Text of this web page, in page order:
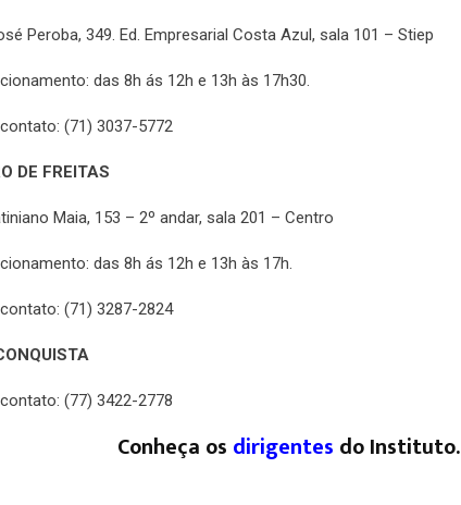
Peroba, 349. Ed. Empresarial Costa Azul, sala 101 – Stiep
das 8h ás 12h e 13h às 17h30.
(71) 3037-5772
DE FREITAS
Maia, 153 – 2º andar, sala 201 – Centro
das 8h ás 12h e 13h às 17h.
(71) 3287-2824
(77) 3422-2778
Conheça os dirigentes do Instituto.